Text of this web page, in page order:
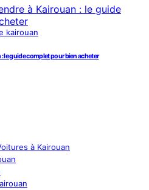
kairouan
le guide complet pour bien acheter
à Kairouan